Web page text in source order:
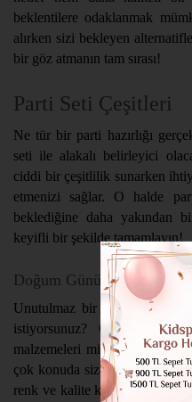
beklentilere odaklanmak
alırken sizi bekleyen
bir göz atmanın tam sırası!
Parti Seti Çeşitleri
Ne tür bir parti hazırlığı
seti ile alakalı belirleyici
ciddi bir çeşitlilik sunarken
etmenizi sağlar. O halde
beklediğine daha yakından
keyifli bir şekilde tamamlayın!
Doğum Günü Setleri
Unutulmaz bir doğum günü
istiyorsunuz? O halde
malzemeleri mi? O halde
çok konuda size uygun
renk ve kalite katacak olan